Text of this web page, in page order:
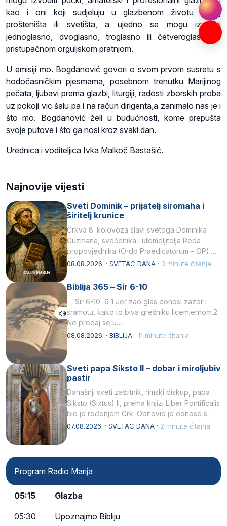
kao i oni koji sudjeluju u glazbenom životu župe,
prošteništa ili svetišta, a ujedno se mogu izvoditi
jednoglasno, dvoglasno, troglasno ili četveroglasno s
pristupačnom orguljskom pratnjom.
U emisiji mo. Bogdanović govori o svom prvom susretu s
hodočasničkim pjesmama, posebnom trenutku Marijinog
pečata, ljubavi prema glazbi, liturgiji, radosti zborskih proba
uz pokoji vic šalu pa i na račun dirigenta,a zanimalo nas je i
što mo. Bogdanović želi u budućnosti, kome prepušta
svoje putove i što ga nosi kroz svaki dan.
Urednica i voditeljica Ivka Malkoč Bastašić.
Najnovije vijesti
Sveti Dominik – prijatelj siromaha i
širitelj krunice
Crkva 8. kolovoza slavi svetoga Dominika
Guzmana, svećenika i utemeljitelja Reda
propovjednika (Ordo Praedicatorum – OP).
Svojim životom, dubokom ljubavlju prema
08.08.2026. · SVETAC DANA · 3 minute čitanja
Biblija 365 – Sir 6-10
Sir 6-10 6 1 Jer zao glas donosi zazor i
sramotu, kako to biva grešniku licemjernom.2
Ne predaj se u…
08.08.2026. · BIBLIJA · 11 minute čitanja
Sveti papa Siksto II – dobar i miroljubiv
pastir
Današnji sveti zaštitnik, rimski biskup, papa
Siksto (Sixtus) II, prema knjizi Liber Pontificalis
bio je rođenjem Grk. Obnovio je odnose s
afričkim…
07.08.2026. · SVETAC DANA · 2 minute čitanja
Program Radio Marija
05:15 Glazba
05:30 Upoznajmo Bibliju